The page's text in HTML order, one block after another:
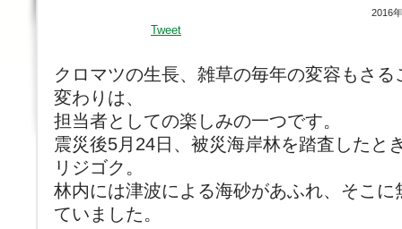
2016
Tweet
クロマツの生長、雑草の毎年の変容もさ
変わりは、
担当者としての楽しみの一つです。
震災後5月24日、被災海岸林を踏査したと
リジゴク。
林内には津波による海砂があふれ、そこ
ていました。